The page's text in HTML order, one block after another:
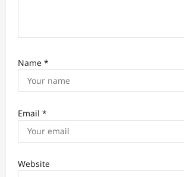
Name *
Email *
Website